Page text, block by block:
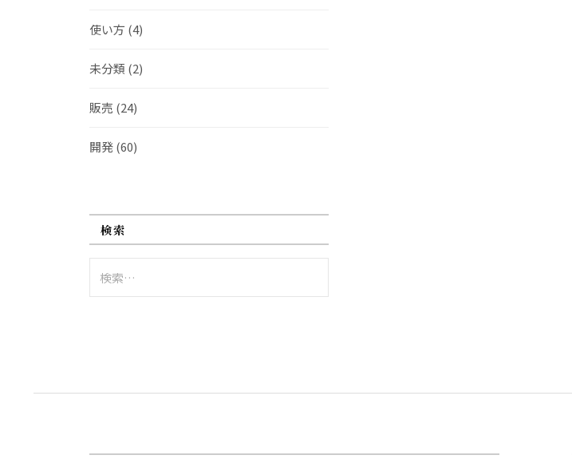
使い方 (4)
未分類 (2)
販売 (24)
開発(60)
検索
索: